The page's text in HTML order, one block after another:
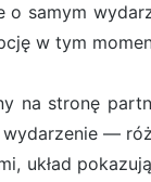
samym
w tym
na stronę
—
układ